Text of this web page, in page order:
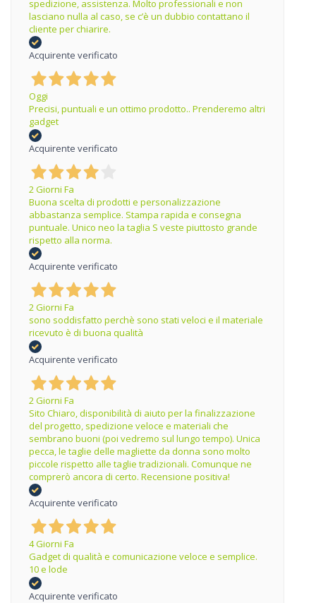
spedizione, assistenza. Molto professionali e non
lasciano nulla al caso, se c’è un dubbio contattano il
cliente per chiarire.
Acquirente verificato
Oggi
Precisi, puntuali e un ottimo prodotto.. Prenderemo altri
gadget
Acquirente verificato
2 Giorni Fa
Buona scelta di prodotti e personalizzazione
abbastanza semplice. Stampa rapida e consegna
puntuale. Unico neo la taglia S veste piuttosto grande
rispetto alla norma.
Acquirente verificato
2 Giorni Fa
sono soddisfatto perchè sono stati veloci e il materiale
ricevuto è di buona qualità
Acquirente verificato
2 Giorni Fa
Sito Chiaro, disponibilità di aiuto per la finalizzazione
del progetto, spedizione veloce e materiali che
sembrano buoni (poi vedremo sul lungo tempo). Unica
pecca, le taglie delle magliette da donna sono molto
piccole rispetto alle taglie tradizionali. Comunque ne
comprerò ancora di certo. Recensione positiva!
Acquirente verificato
4 Giorni Fa
Gadget di qualità e comunicazione veloce e semplice.
10 e lode
Acquirente verificato